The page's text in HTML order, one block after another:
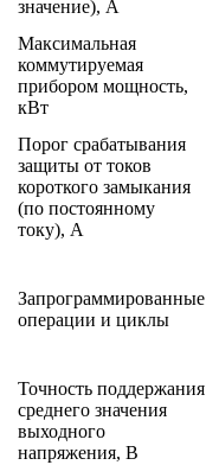
значение), А
Максимальная
коммутируемая
прибором мощность,
кВт
Порог срабатывания
защиты от токов
короткого замыкания
(по постоянному
току), А
Запрограммированные
операции и циклы
Точность поддержания
среднего значения
выходного
напряжения, В